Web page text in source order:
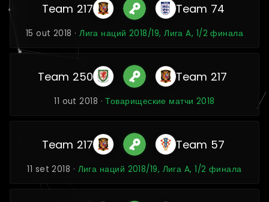
Team 217 Team 74
15 out 2018 ·Лига наций 2018/19, Лига A, 1/2 финала
Team 250 Team 217
11 out 2018 ·Товарищеские матчи 2018
Team 217 Team 57
11 set 2018 · Лига наций 2018/19, Лига A, 1/2 финала